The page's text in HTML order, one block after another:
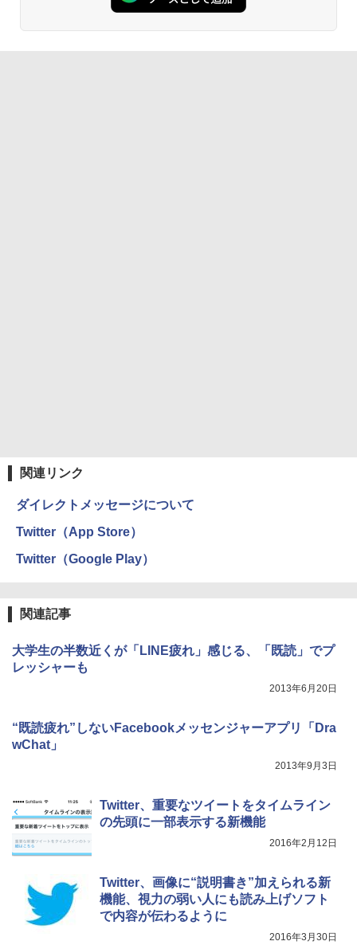
関連リンク
ダイレクトメッセージについて
Twitter（App Store）
Twitter（Google Play）
関連記事
大学生の半数近くが「LINE疲れ」感じる、「既読」でプ
レッシャーも
2013年6月20日
“既読疲れ”しないFacebookメッセンジャーアプリ「Dra
wChat」
2013年9月3日
Twitter、重要なツイートをタイムライン
の先頭に一部表示する新機能
2016年2月12日
Twitter、画像に“説明書き”加えられる新
機能、視力の弱い人にも読み上げソフト
で内容が伝わるように
2016年3月30日